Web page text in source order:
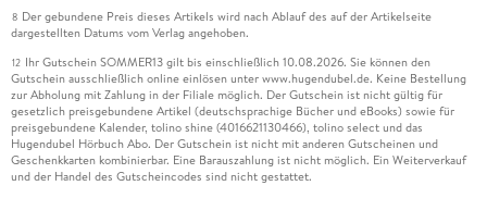
8 Der gebundene Preis dieses Artikels wird nach Ablauf des auf der Artikelseite
dargestellten Datums vom Verlag angehoben.
12 Ihr Gutschein SOMMER13 gilt bis einschließlich 10.08.2026. Sie können den
Gutschein ausschließlich online einlösen unter www.hugendubel.de. Keine Bestellung
zur Abholung mit Zahlung in der Filiale möglich. Der Gutschein ist nicht gültig für
gesetzlich preisgebundene Artikel (deutschsprachige Bücher und eBooks) sowie für
preisgebundene Kalender, tolino shine (4016621130466), tolino select und das
Hugendubel Hörbuch Abo. Der Gutschein ist nicht mit anderen Gutscheinen und
Geschenkkarten kombinierbar. Eine Barauszahlung ist nicht möglich. Ein Weiterverkauf
und der Handel des Gutscheincodes sind nicht gestattet.